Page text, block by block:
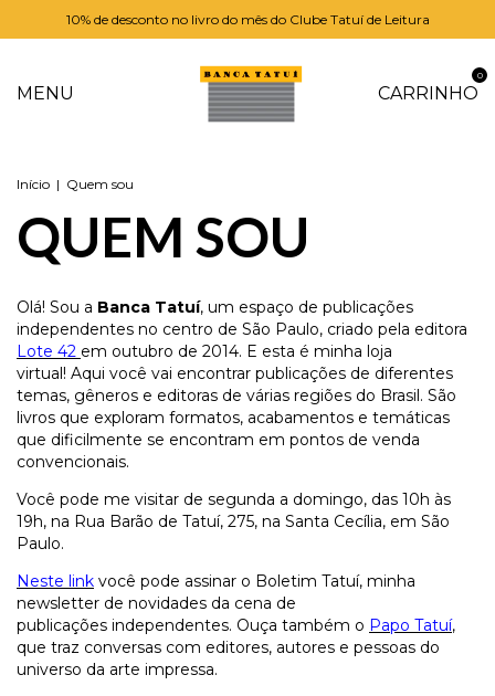
10% de desconto no livro do mês do Clube Tatuí de Leitura
MENU CARRINHO
0
Início | Quem sou
QUEM SOU
Olá! Sou a Banca Tatuí, um espaço de publicações
independentes no centro de São Paulo, criado pela editora
Lote 42 em outubro de 2014. E esta é minha loja
virtual! Aqui você vai encontrar publicações de diferentes
temas, gêneros e editoras de várias regiões do Brasil. São
livros que exploram formatos, acabamentos e temáticas
que dificilmente se encontram em pontos de venda
convencionais.
Você pode me visitar de segunda a domingo, das 10h às
19h, na Rua Barão de Tatuí, 275, na Santa Cecília, em São
Paulo.
Neste link você pode assinar o Boletim Tatuí, minha
newsletter de novidades da cena de
publicações independentes. Ouça também o Papo Tatuí,
que traz conversas com editores, autores e pessoas do
universo da arte impressa.